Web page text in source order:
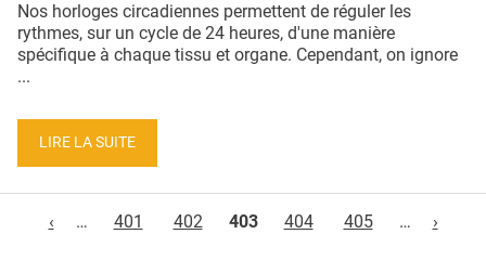
Nos horloges circadiennes permettent de réguler les
rythmes, sur un cycle de 24 heures, d'une manière
spécifique à chaque tissu et organe. Cependant, on ignore
...
LIRE LA SUITE
‹
… 401 402 403 404 405 … ›